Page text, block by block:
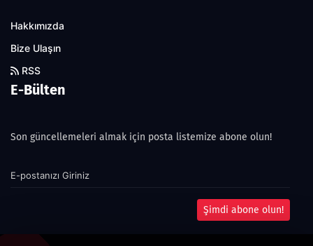
Hakkımızda
Bize Ulaşın
RSS
E-Bülten
Son güncellemeleri almak için posta listemize abone olun!
Şimdi abone olun!